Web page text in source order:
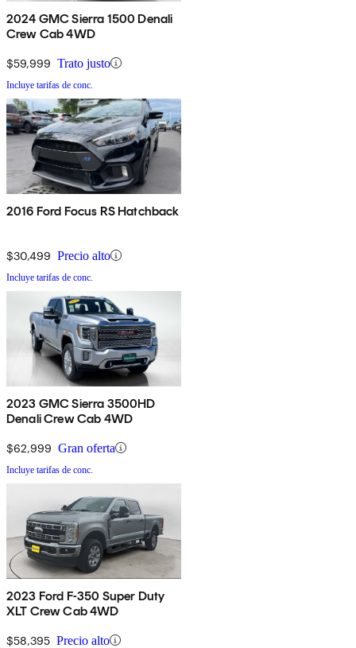
2024 GMC Sierra 1500 Denali
Crew Cab 4WD
$59,999 Trato justo
Incluye tarifas de conc.
2016 Ford Focus RS Hatchback
$30,499 Precio alto
Incluye tarifas de conc.
2023 GMC Sierra 3500HD
Denali Crew Cab 4WD
$62,999 Gran oferta
Incluye tarifas de conc.
2023 Ford F-350 Super Duty
XLT Crew Cab 4WD
$58,395 Precio alto